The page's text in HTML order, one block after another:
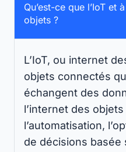
Qu’est-ce que l’IoT et
objets ?
L’IoT, ou internet
objets connectés
échangent des
l’internet des
l’automatisation,
de décisions basée